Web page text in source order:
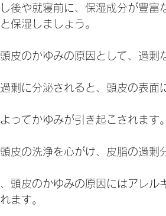
後や就寝前に、保湿成分が豊
保湿しましょう。
皮のかゆみの原因として、過剰
剰に分泌されると、頭皮の表
ってかゆみが引き起こされます。
皮の洗浄を心がけ、皮脂の過剰
頭皮のかゆみの原因にはアレ
ます。